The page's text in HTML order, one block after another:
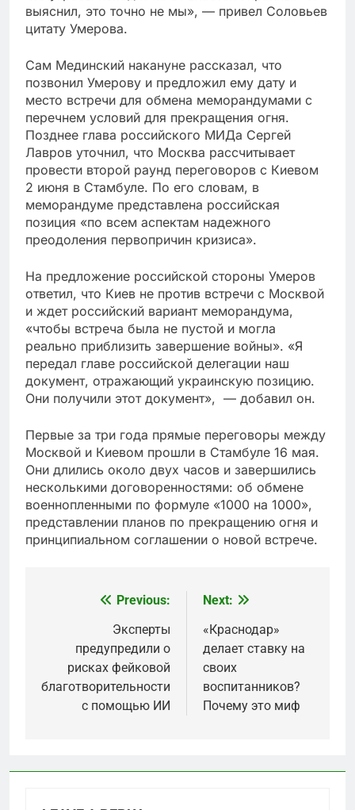
выяснил, это точно не мы», — привел Соловьев
цитату Умерова.
Сам Мединский накануне рассказал, что
позвонил Умерову и предложил ему дату и
место встречи для обмена меморандумами с
перечнем условий для прекращения огня.
Позднее глава российского МИДа Сергей
Лавров уточнил, что Москва рассчитывает
провести второй раунд переговоров с Киевом
2 июня в Стамбуле. По его словам, в
меморандуме представлена российская
позиция «по всем аспектам надежного
преодоления первопричин кризиса».
На предложение российской стороны Умеров
ответил, что Киев не против встречи с Москвой
и ждет российский вариант меморандума,
«чтобы встреча была не пустой и могла
реально приблизить завершение войны». «Я
передал главе российской делегации наш
документ, отражающий украинскую позицию.
Они получили этот документ», — добавил он.
Первые за три года прямые переговоры между
Москвой и Киевом прошли в Стамбуле 16 мая.
Они длились около двух часов и завершились
несколькими договоренностями: об обмене
военнопленными по формуле «1000 на 1000»,
представлении планов по прекращению огня и
принципиальном соглашении о новой встрече.
navigation
Previous:
Эксперты
предупредили о
рисках фейковой
благотворительности
с помощью ИИ
Next:
«Краснодар»
делает ставку на
своих
воспитанников?
Почему это миф